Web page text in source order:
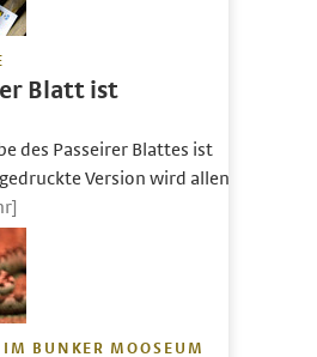
Blatt ist
des Passeirer Blattes ist
Version wird allen
IM BUNKER MOOSEUM